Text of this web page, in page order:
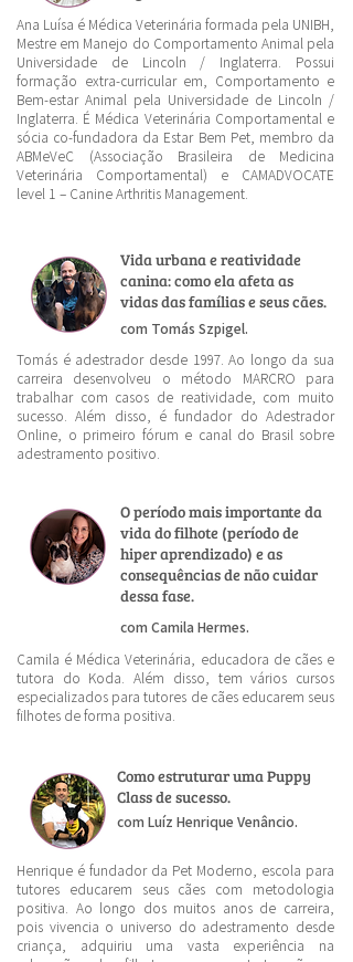
Ana Luísa é Médica Veterinária formada pela UNIBH,
Mestre em Manejo do Comportamento Animal pela
Universidade de Lincoln / Inglaterra. Possui
formação extra-curricular em, Comportamento e
Bem-estar Animal pela Universidade de Lincoln /
Inglaterra. É Médica Veterinária Comportamental e
sócia co-fundadora da Estar Bem Pet, membro da
ABMeVeC (Associação Brasileira de Medicina
Veterinária Comportamental) e CAMADVOCATE
level 1 – Canine Arthritis Management.
Vida urbana e reatividade
canina: como ela afeta as
vidas das famílias e seus cães.
com Tomás Szpigel.
Tomás é adestrador desde 1997. Ao longo da sua
carreira desenvolveu o método MARCRO para
trabalhar com casos de reatividade, com muito
sucesso. Além disso, é fundador do Adestrador
Online, o primeiro fórum e canal do Brasil sobre
adestramento positivo.
O período mais importante da
vida do filhote (período de
hiper aprendizado) e as
consequências de não cuidar
dessa fase.
com Camila Hermes.
Camila é Médica Veterinária, educadora de cães e
tutora do Koda. Além disso, tem vários cursos
especializados para tutores de cães educarem seus
filhotes de forma positiva.
Como estruturar uma Puppy
Class de sucesso.
com Luíz Henrique Venâncio.
Henrique é fundador da Pet Moderno, escola para
tutores educarem seus cães com metodologia
positiva. Ao longo dos muitos anos de carreira,
pois vivencia o universo do adestramento desde
criança, adquiriu uma vasta experiência na